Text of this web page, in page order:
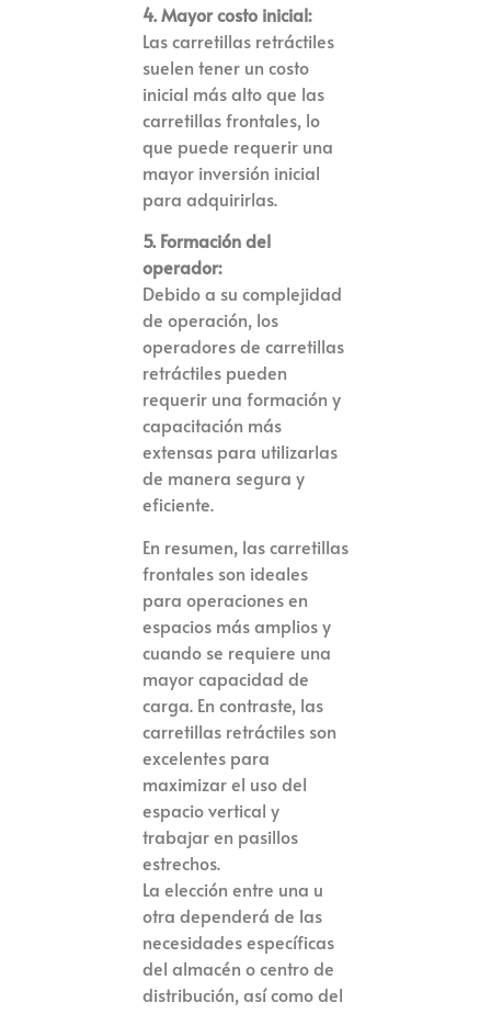
4. Mayor costo inicial:
Las carretillas retráctiles
suelen tener un costo
inicial más alto que las
carretillas frontales, lo
que puede requerir una
mayor inversión inicial
para adquirirlas.
5. Formación del
operador:
Debido a su complejidad
de operación, los
operadores de carretillas
retráctiles pueden
requerir una formación y
capacitación más
extensas para utilizarlas
de manera segura y
eficiente.
En resumen, las carretillas
frontales son ideales
para operaciones en
espacios más amplios y
cuando se requiere una
mayor capacidad de
carga. En contraste, las
carretillas retráctiles son
excelentes para
maximizar el uso del
espacio vertical y
trabajar en pasillos
estrechos.
La elección entre una u
otra dependerá de las
necesidades específicas
del almacén o centro de
distribución, así como del